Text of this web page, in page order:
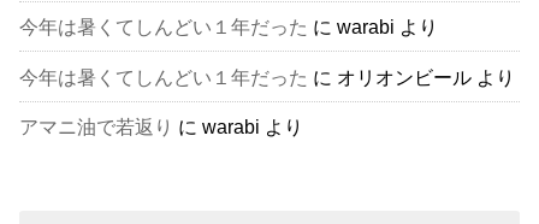
今年は暑くてしんどい１年だった にwarabi より
今年は暑くてしんどい１年だった に オリオンビール より
アマニ油で若返り にwarabi より